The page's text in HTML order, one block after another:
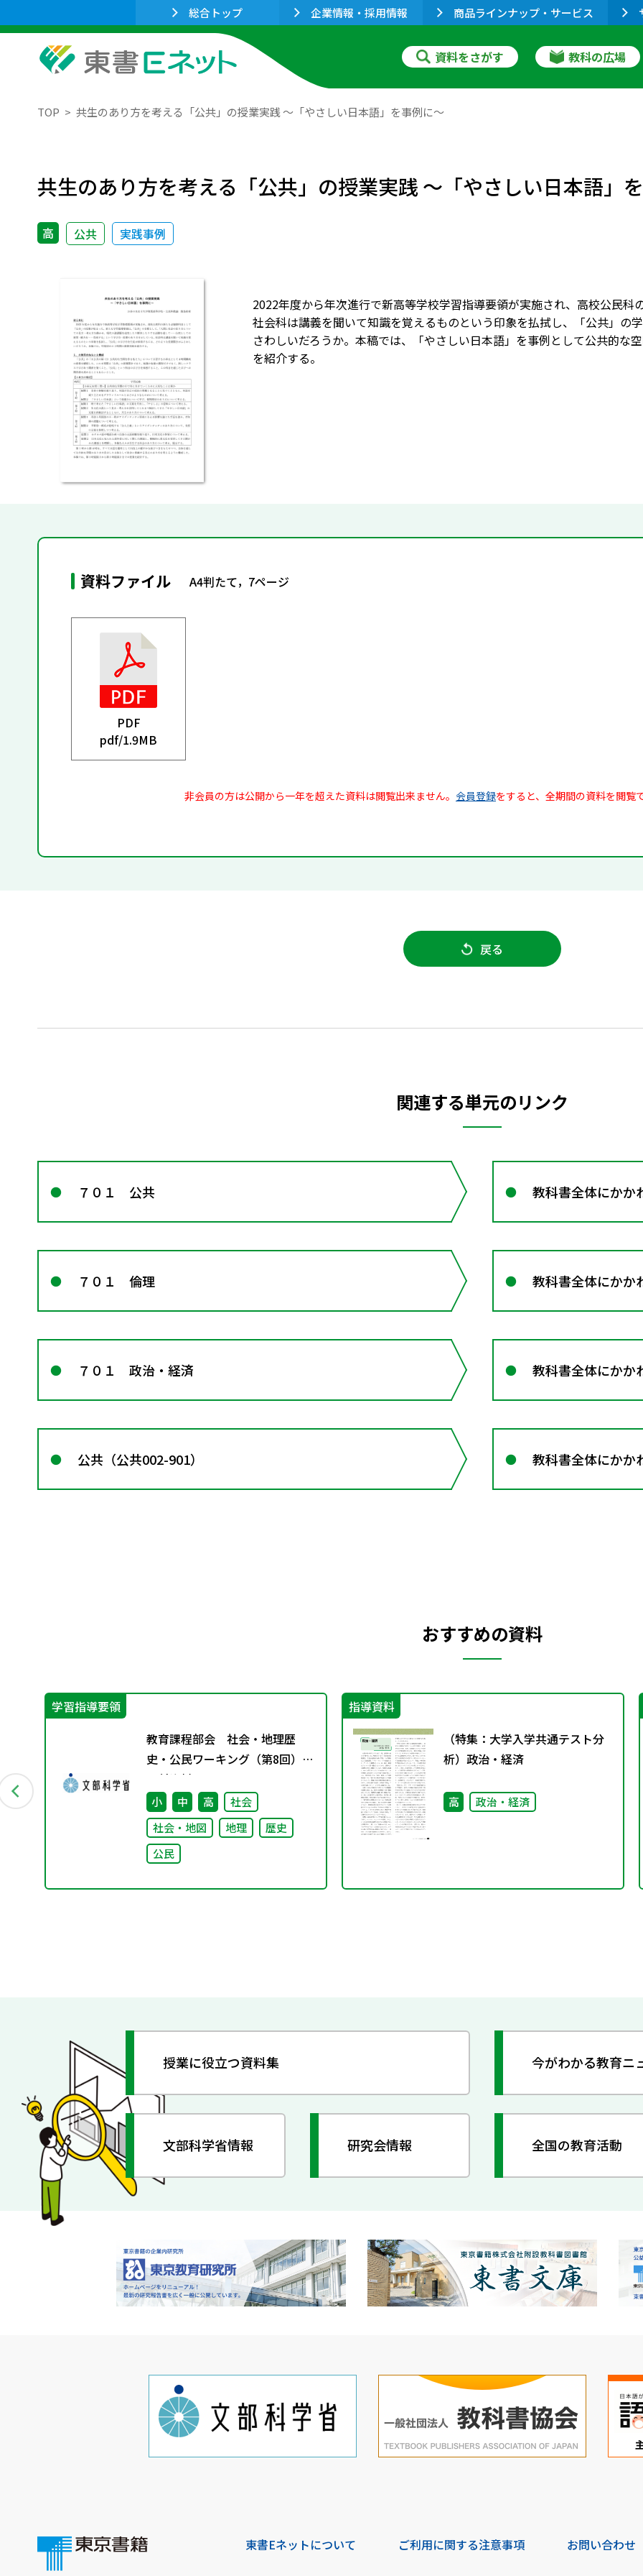
総合トップ 企業情報・採用情報 商品ラインナップ・サービス
資料をさがす 教科の広場
TOP 共生のあり方を考える「公共」の授業実践 ～「やさしい日本語」を事例に～
共生のあり方を考える「公共」の授業実践 ～「やさしい日本語」
高 公共 実践事例
2022年度から年次進行で新高等学校学習指導要領が実施され、高校公民科
社会科は講義を聞いて知識を覚えるものという印象を払拭し、「公共」の
さわしいだろうか。本稿では、「やさしい日本語」を事例として公共的な
を紹介する。
資料ファイル A4判たて，7ページ
PDF
pdf/1.9MB
非会員の方は公開から一年を超えた資料は閲覧出来ません。 会員登録をすると、全期間の資料を閲覧
戻る
関連する単元のリンク
７０１ 公共 教科書全体にかか
７０１ 倫理 教科書全体にかか
７０１ 政治・経済 教科書全体にかか
公共（公共002-901） 教科書全体にかか
おすすめの資料
学習指導要領
教育課程部会 社会・地理歴
史・公民ワーキング（第8回）
配付資料
小 中 高
社会
社会・地図
地理
歴史
公民
指導資料
（特集：大学入学共通テスト分
析）政治・経済
高 政治・経済
授業に役立つ資料集 今がわかる教育ニ
文部科学省情報 研究会情報 全国の教育活動
東書Eネットについて ご利用に関する注意事項 お問い合わせ